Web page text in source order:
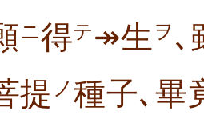
ニ得テ↠生 ヲ ､
提 ノ 種子､畢